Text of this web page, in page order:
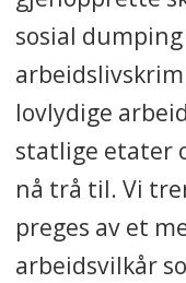
sosial
lovlydige
statlige etater
nå trå til. Vi
preges av et
arbeidsvilkår